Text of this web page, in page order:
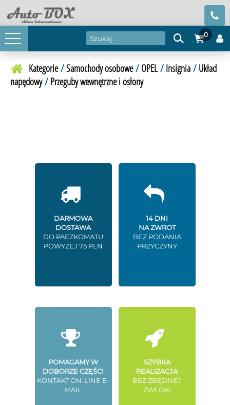
0
Kategorie/Samochody osobowe/ OPEL/ Insignia/ Układ
napędowy/ Przeguby wewnętrzne i osłony
DARMOWA
DOSTAWA
DO PACZKOMATU
POWYŻEJ 75 PLN
14 DNI
NA ZWROT
BEZ PODANIA
PRZYCZYNY
POMAGAMY W
DOBORZE CZĘŚCI
KONTAKT ON-LINE E-
MAIL
SZYBKA
REALIZACJA
BEZ ZBĘDNEJ
ZWŁOKI